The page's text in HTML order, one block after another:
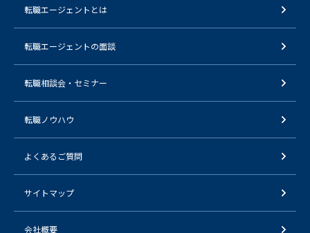
転職エージェントとは
転職エージェントの面談
転職相談会・セミナー
転職ノウハウ
よくあるご質問
サイトマップ
会社概要